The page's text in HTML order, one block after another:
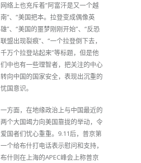
网络上也充斥着“阿富汗是又一个越
南”、“美国把本。拉登变成偶像英
雄”、“美国的噩梦刚刚开始”、“反恐
联盟出现裂痕”、“一个拉登倒下去，
千万个拉登站起来”等标题，但是他
们中也有一些理智者，把关注的中心
转向中国的国家安全，表现出沉重的
忧国意识。
一方面，在地缘政治上与中国最近的
两个大国竭力向美国靠拢的举动，令
爱国者们忧心重重。9.11后，普京第
一个给布什打电话表示慰问和支持，
布什则在上海的APEC峰会上称普京